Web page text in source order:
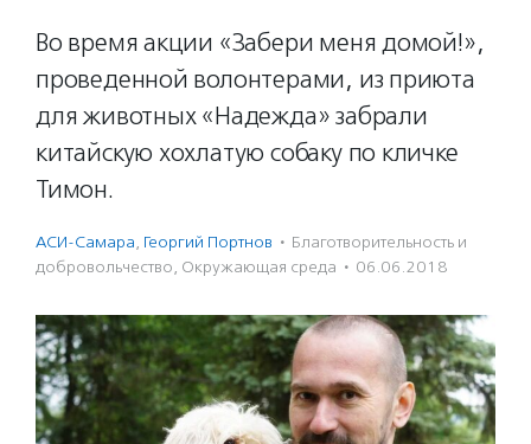
Во время акции «Забери меня домой!»,
проведенной волонтерами, из приюта
для животных «Надежда» забрали
китайскую хохлатую собаку по кличке
Тимон.
АСИ-Самара, Георгий Портнов · Благотвори­тель­ность и
доброволь­чест­во, Окружающая среда · 06.06.2018